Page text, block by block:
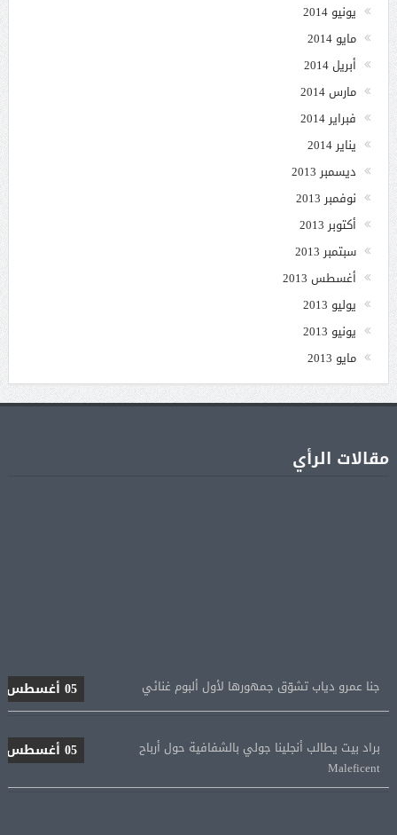
يونيو 2014
مايو 2014
أبريل 2014
مارس 2014
فبراير 2014
يناير 2014
ديسمبر 2013
نوفمبر 2013
أكتوبر 2013
سبتمبر 2013
أغسطس 2013
يوليو 2013
يونيو 2013
مايو 2013
مقالات الرأي
Maleficent